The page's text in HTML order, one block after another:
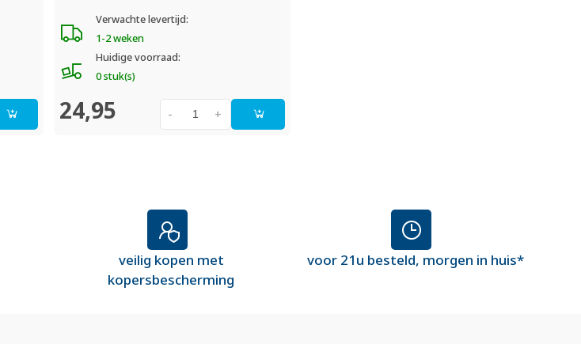
Verwachte levertijd:
1-2 weken
Huidige voorraad:
0 stuk(s)
24,95 +
-
veilig kopen met
kopersbescherming
voor 21u besteld, morgen in huis*